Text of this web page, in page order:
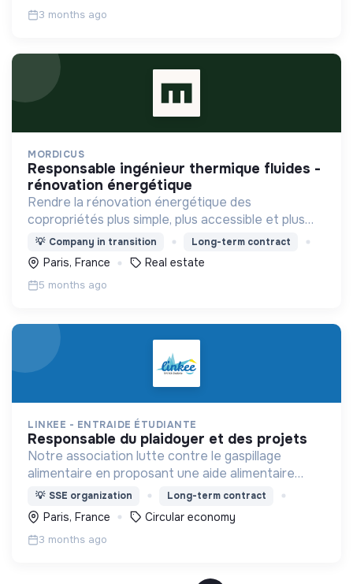
3 months ago
MORDICUS
responsable ingénieur thermique fluides -
rénovation énergétique
Rendre la rénovation énergétique des
copropriétés plus simple, plus accessible et plus
efficace pour permettre à chacun d'être bien
chez soi !
💡 Company in transition Long-term contract
Paris, France Real estate
5 months ago
LINKEE - ENTRAIDE ÉTUDIANTE
responsable du plaidoyer et des projets
Notre association lutte contre le gaspillage
alimentaire en proposant une aide alimentaire
durable pour les étudiants en situation de
précarité.
💡 SSE organization Long-term contract
Paris, France Circular economy
3 months ago